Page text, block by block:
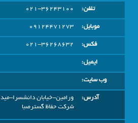
تلفن:
021-36243100
موبایل:
09124471273
فکس:
021-36268632
ایمیل:
وب سایت:
آدرس:
ورامین-خیابان دانشسرا-
شرکت حفاظ گسترصبا